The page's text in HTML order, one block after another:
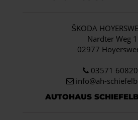
ŠKODA
Nardter Weg 1
02977
03571
info@ah-
AUTOHAUS